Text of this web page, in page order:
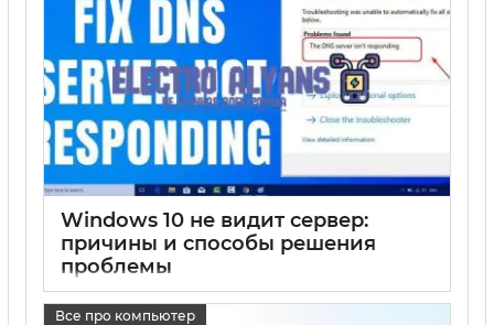
Windows 10 не видит сервер:
причины и способы решения
проблемы
Все про компьютер